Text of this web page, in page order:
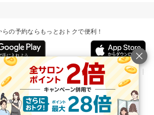
らの予約ならもっとおトクで便利！
合わせ ヘルプ リリース情報
利用規約
掲載ご希望のサロン様
護方針 楽天のサービス一覧 アプリ一覧
© Rakuten Group, Inc.